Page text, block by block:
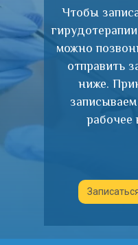
Чтобы
можно
отправить
ниже.
рабочее